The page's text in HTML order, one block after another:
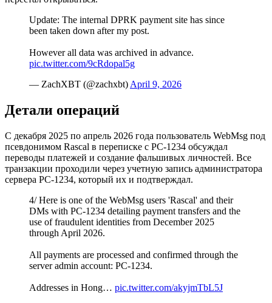
Update: The internal DPRK payment site has since
been taken down after my post.
However all data was archived in advance.
pic.twitter.com/9cRdopal5g
— ZachXBT (@zachxbt) April 9, 2026
Детали операций
С декабря 2025 по апрель 2026 года пользователь WebMsg под
псевдонимом Rascal в переписке с PC-1234 обсуждал
переводы платежей и создание фальшивых личностей. Все
транзакции проходили через учетную запись администратора
сервера PC-1234, который их и подтверждал.
4/ Here is one of the WebMsg users 'Rascal' and their
DMs with PC-1234 detailing payment transfers and the
use of fraudulent identities from December 2025
through April 2026.
All payments are processed and confirmed through the
server admin account: PC-1234.
Addresses in Hong… pic.twitter.com/akyjmTbL5J